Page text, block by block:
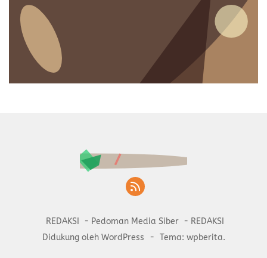
REDAKSI Pedoman Media Siber
REDAKSI
Didukung oleh WordPress
- Tema: wpberita.